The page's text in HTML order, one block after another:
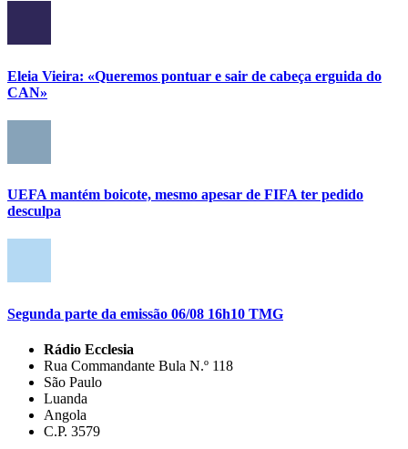
Eleia Vieira: «Queremos pontuar e sair de cabeça erguida do
CAN»
UEFA mantém boicote, mesmo apesar de FIFA ter pedido
desculpa
Segunda parte da emissão 06/08 16h10 TMG
Rádio Ecclesia
Rua Commandante Bula N.º 118
São Paulo
Luanda
Angola
C.P. 3579